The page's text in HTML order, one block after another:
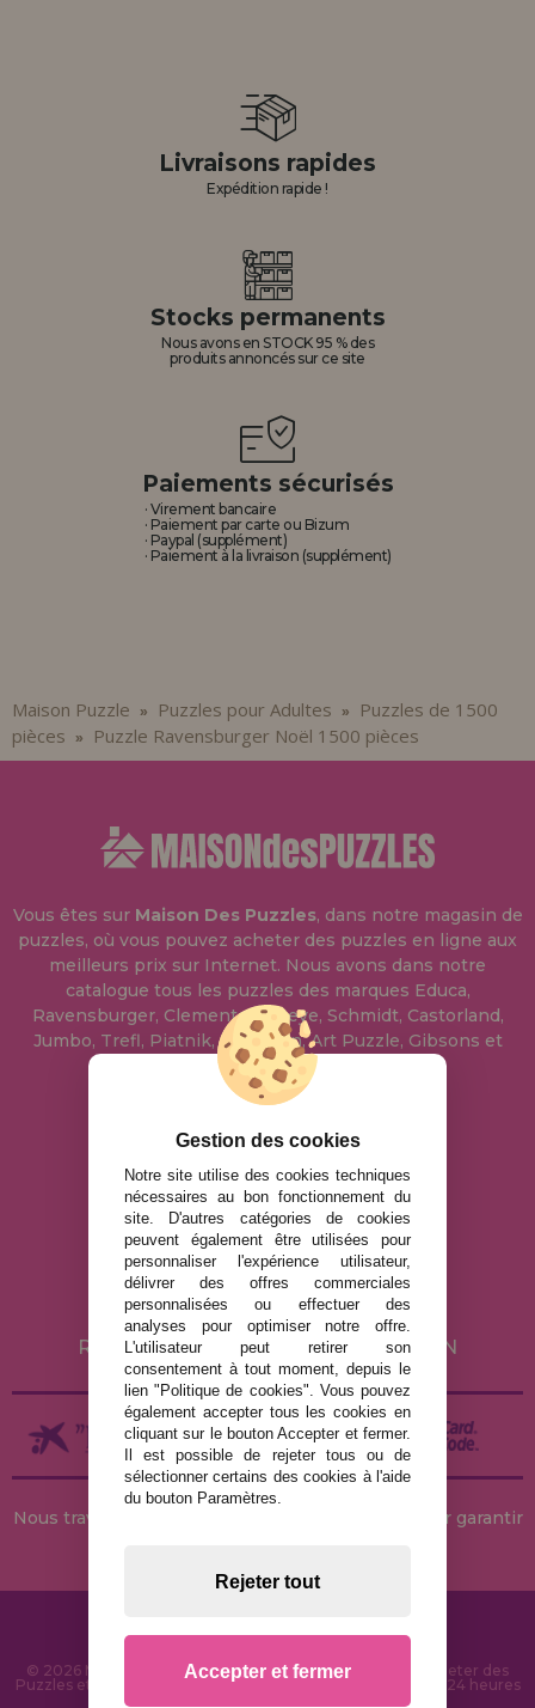
Livraisons rapides
Expédition rapide !
Stocks permanents
Nous avons en STOCK 95 % des
produits annoncés sur ce site
Paiements sécurisés
· Virement bancaire
· Paiement par carte ou Bizum
· Paypal (supplément)
· Paiement à la livraison (supplément)
Maison Puzzle » Puzzles pour Adultes »
Puzzles de 1500
pièces » Puzzle Ravensburger Noël 1500 pièces
Vous êtes sur Maison Des Puzzles, dans notre magasin de
puzzles, où vous pouvez acheter des puzzles en ligne aux
meilleurs prix sur Internet. Nous avons dans notre
catalogue tous les puzzles des marques Educa,
Ravensburger, Clementoni, Heye, Schmidt, Castorland,
Jumbo, Trefl, Piatnik, Anatolian, Art Puzzle, Gibsons et
bien d'autres.
info@maisondespuzzles.fr
MENTIONS LÉGALES
POLITIQUE DE CONFIDENTIALITÉ
POLITIQUE DE COOKIES
LIVRAISON ET RETOUR
RETOURS / DROIT DE RÉTRACTATION
Nous travaillons avec des stocks permanents pour garantir
© 2026 MaisonDesPuzzles.fr - Boutique en ligne pour acheter des
Puzzles et des Casse-têtes sur Internet. Livraison rapide en 24 heures
Gestion des cookies
Notre site utilise des cookies techniques
nécessaires au bon fonctionnement du
site. D'autres catégories de cookies
peuvent également être utilisées pour
personnaliser l'expérience utilisateur,
délivrer des offres commerciales
personnalisées ou effectuer des
analyses pour optimiser notre offre.
L'utilisateur peut retirer son
consentement à tout moment, depuis le
lien "Politique de cookies". Vous pouvez
également accepter tous les cookies en
cliquant sur le bouton Accepter et fermer.
Il est possible de rejeter tous ou de
sélectionner certains des cookies à l'aide
du bouton Paramètres.
Rejeter tout
Accepter et fermer